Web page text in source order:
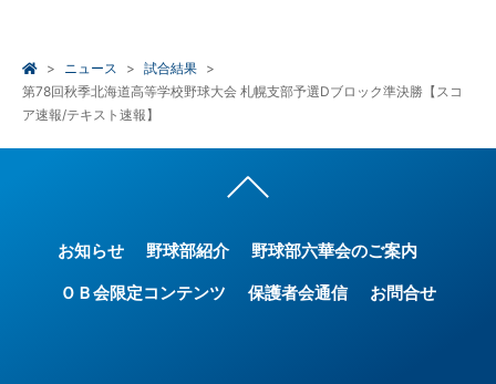
ニュース
試合結果
第78回秋季北海道高等学校野球大会 札幌支部予選Dブロック準決勝【スコ
ア速報/テキスト速報】
お知らせ 野球部紹介 野球部六華会のご案内
ＯＢ会限定コンテンツ 保護者会通信 お問合せ